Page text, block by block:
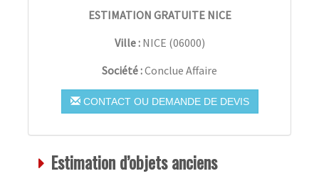
ESTIMATION GRATUITE NICE
Ville : NICE (06000)
Société :Conclue Affaire
CONTACT OU DEMANDE DE DEVIS
Estimation d’objets anciens